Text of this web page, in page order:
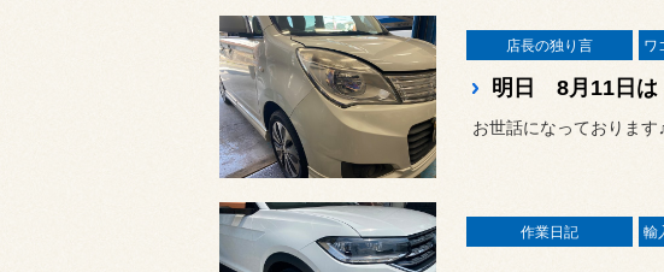
店長の独り言
明日 8月11日は
お世話になっておりま
作業日記